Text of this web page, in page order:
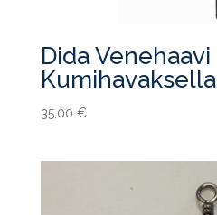
Dida Venehaavi
Kumihavaksella
35,00 €